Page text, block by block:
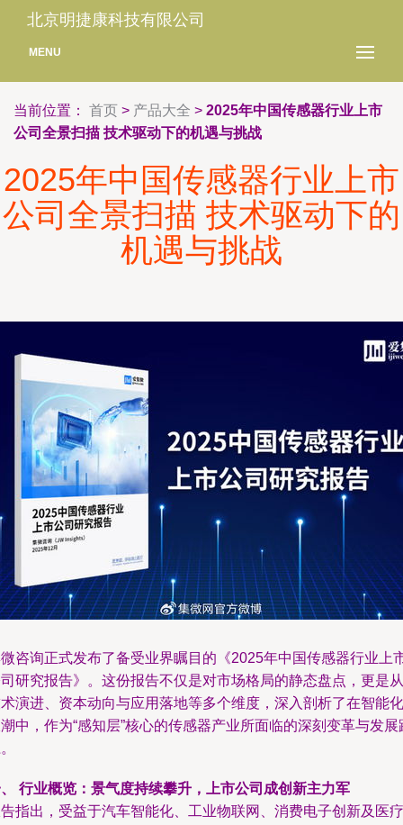
北京明捷康科技有限公司
MENU
当前位置： 首页 > 产品大全 > 2025年中国传感器行业上市
公司全景扫描 技术驱动下的机遇与挑战
2025年中国传感器行业上市
公司全景扫描 技术驱动下的
机遇与挑战
咨询正式发布了备受业界瞩目的《2025年中国传感器行业上
研究报告》。这份报告不仅是对市场格局的静态盘点，更是从
演进、资本动向与应用落地等多个维度，深入剖析了在智能化
中，作为“感知层”核心的传感器产业所面临的深刻变革与发展
行业概览：景气度持续攀升，上市公司成创新主力军
指出，受益于汽车智能化、工业物联网、消费电子创新及医疗